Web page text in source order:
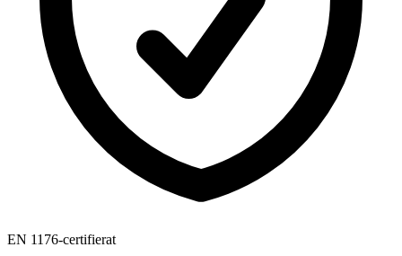
EN 1176-certifierat